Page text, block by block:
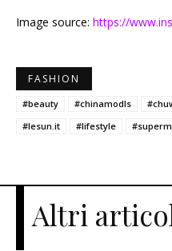
Image source: https://
FASHION
#beauty #chinamodls
#lesun.it
#lifestyle
Altri